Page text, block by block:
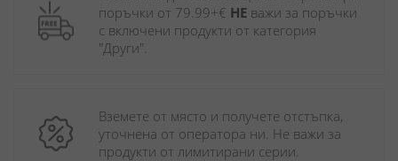
поръчки от 79.99+€ НЕ важи за поръчки
с включени продукти от категория
"Други".
Вземете от място и получете отстъпка,
уточнена от оператора ни. Не важи за
продукти от лимитирани серии.